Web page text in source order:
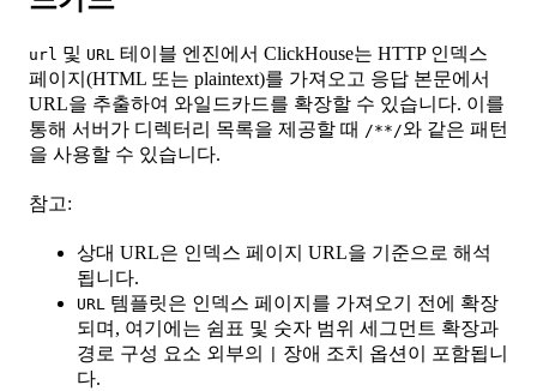
url 및 URL 테이블 엔진에서 ClickHouse는 HTTP 인덱스
페이지(HTML 또는 plaintext)를 가져오고 응답 본문에서
URL을 추출하여 와일드카드를 확장할 수 있습니다. 이를
통해 서버가 디렉터리 목록을 제공할 때 /**/와 같은 패턴
을 사용할 수 있습니다.
참고:
상대 URL은 인덱스 페이지 URL을 기준으로 해석
됩니다.
URL
템플릿은 인덱스 페이지를 가져오기 전에 확장
되며, 여기에는 쉼표 및 숫자 범위 세그먼트 확장과
경로 구성 요소 외부의
장애 조치 옵션이 포함됩니
다.